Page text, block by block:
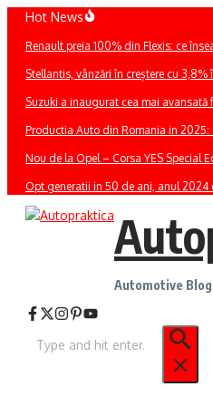
Sari
conținut
Hot News
Renault preia 100% din Flexis: ce
Stellantis, vânzări în creștere cu
Suzuki a inaugurat cea mai avansată
Productia Auto din Romania in 2025:
Nou de la Opel – Corsa YES Special
Opt generatii in 50 de ani, anul 2024
Automotive Blog
după: